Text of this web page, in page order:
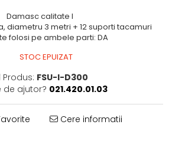
Damasc calitate I
diametru 3 metri + 12 suporti tacamuri
folosi pe ambele parti: DA
STOC EPUIZAT
FSU-I-D300
de ajutor? 021.420.01.03
Cere informatii